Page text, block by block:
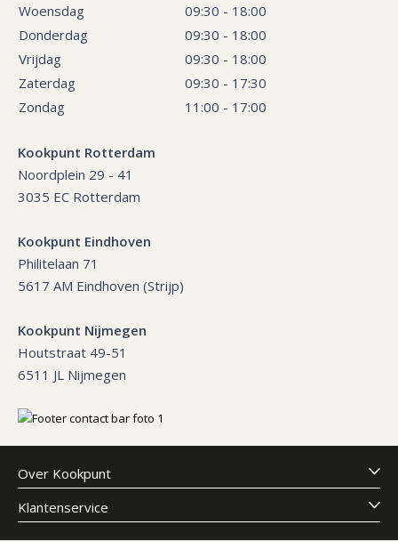
Woensdag
09:30 - 18:00
Donderdag
09:30 - 18:00
Vrijdag
09:30 - 18:00
Zaterdag
09:30 - 17:30
Zondag
11:00 - 17:00
Kookpunt Rotterdam
Noordplein 29 - 41
3035 EC Rotterdam
Kookpunt Eindhoven
Philitelaan 71
5617 AM Eindhoven (Strijp)
Kookpunt Nijmegen
Houtstraat 49-51
6511 JL Nijmegen
Over Kookpunt
Klantenservice